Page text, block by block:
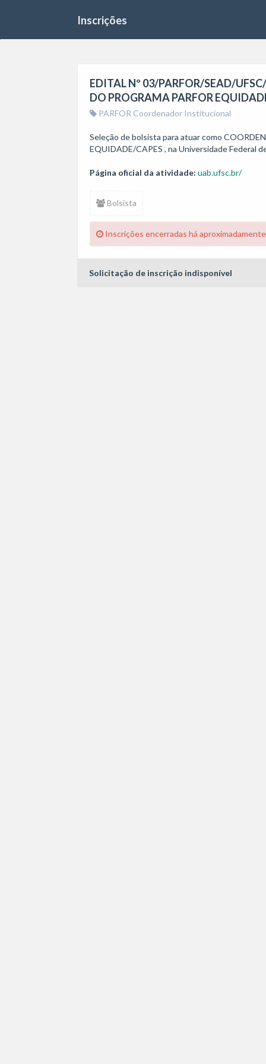
Inscrições
EDITAL Nº 03/PARFOR/SEAD/
DO PROGRAMA PARFOR
PARFOR Coordenador Institucional
Seleção de bolsista para atuar como
EQUIDADE/CAPES , na Universidade Federal
Página oficial da atividade: uab.ufsc.br/
Bolsista
Inscrições encerradas há
Solicitação de inscrição indisponível